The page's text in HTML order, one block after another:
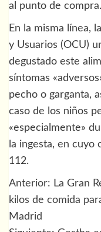
al punto de compra.
En la misma línea,
y Usuarios (OCU)
degustado este
síntomas
pecho o garganta,
caso de los niños
«especialmente»
la ingesta, en cuyo
112.
Navegación
de
Anterior: La Gran
kilos de comida
Madrid